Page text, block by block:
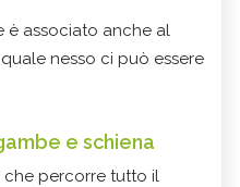
è associato anche al
nesso ci può essere
e schiena
che percorre tutto il